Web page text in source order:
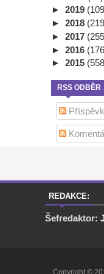
► 2019
► 2018
► 2017
► 2016
► 2015
RSS ODBĚR
REDAKCE:
Šefredaktor:
Copyright ©